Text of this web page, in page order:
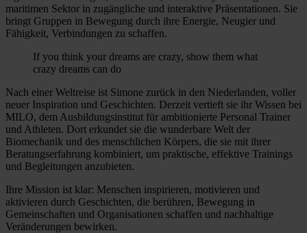
maritimen Sektor in zugängliche und interaktive Präsentationen. Sie
bringt Gruppen in Bewegung durch ihre Energie, Neugier und
Fähigkeit, Verbindungen zu schaffen.
If you think your dreams are crazy, show them what
crazy dreams can do
Nach einer Weltreise ist Simone zurück in den Niederlanden, voller
neuer Inspiration und Geschichten. Derzeit vertieft sie ihr Wissen bei
MILO, dem Ausbildungsinstitut für ambitionierte Personal Trainer
und Athleten. Dort erkundet sie die wunderbare Welt der
Biomechanik und des menschlichen Körpers, die sie mit ihrer
Beratungserfahrung kombiniert, um praktische, effektive Trainings
und Begleitungen anzubieten.
Ihre Mission ist klar: Menschen inspirieren, motivieren und
aktivieren durch Geschichten, die berühren, Bewegung in
Gemeinschaften und Organisationen schaffen und nachhaltige
Veränderungen bewirken.